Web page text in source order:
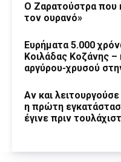
Ο Ζαρατούστρα που
τον ουρανό»
Ευρήματα 5.000
Κοιλάδας Κοζάνης –
αργύρου-χρυσού
Αν και
η πρώτη
έγινε πριν